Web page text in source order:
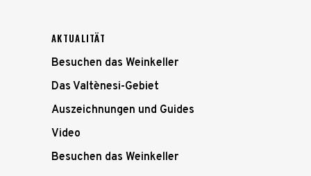
AKTUALITÄT
Besuchen das Weinkeller
Das Valtènesi-Gebiet
Auszeichnungen und Guides
Video
Besuchen das Weinkeller